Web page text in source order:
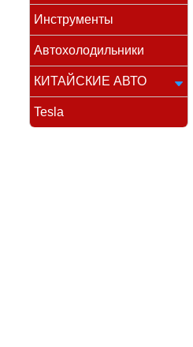
Инструменты
Автохолодильники
КИТАЙСКИЕ АВТО
Tesla